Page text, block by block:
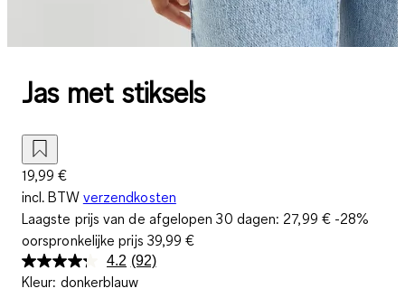
Jas met stiksels
19,99 €
incl. BTW verzendkosten
Laagste prijs van de afgelopen 30 dagen: 27,99 €-28%
oorspronkelijke prijs 39,99 €
4.2 Lees
92
(92)
Kleur: donkerblauw